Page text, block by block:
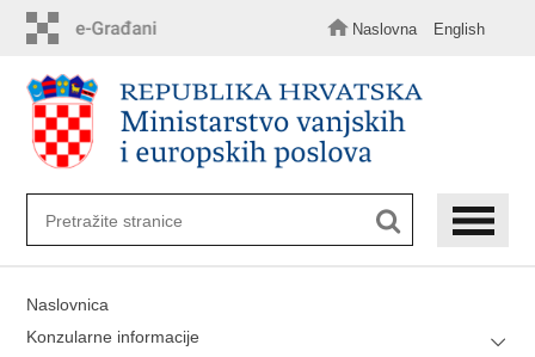
sadržaj
Naslovna English
Naslovnica
Konzularne informacije